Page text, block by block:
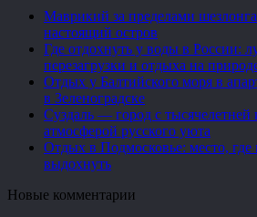
Маврикий за пределами
настоящий остров
Где отдохнуть у воды в России:
перезагрузки и отдыха на
Отдых у Балтийского моря в
в Зеленоградске
Суздаль — город с тысячелетней
атмосферой русского уюта
Отдых в Подмосковье: место,
выдохнуть
Новые комментарии